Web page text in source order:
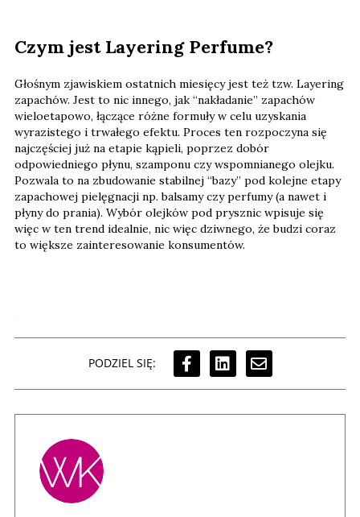
Czym jest Layering Perfume?
Głośnym zjawiskiem ostatnich miesięcy jest też tzw. Layering
zapachów. Jest to nic innego, jak “nakładanie” zapachów
wieloetapowo, łączące różne formuły w celu uzyskania
wyrazistego i trwałego efektu. Proces ten rozpoczyna się
najczęściej już na etapie kąpieli, poprzez dobór
odpowiedniego płynu, szamponu czy wspomnianego olejku.
Pozwala to na zbudowanie stabilnej “bazy” pod kolejne etapy
zapachowej pielęgnacji np. balsamy czy perfumy (a nawet i
płyny do prania). Wybór olejków pod prysznic wpisuje się
więc w ten trend idealnie, nic więc dziwnego, że budzi coraz
to większe zainteresowanie konsumentów.
PODZIEL SIĘ: